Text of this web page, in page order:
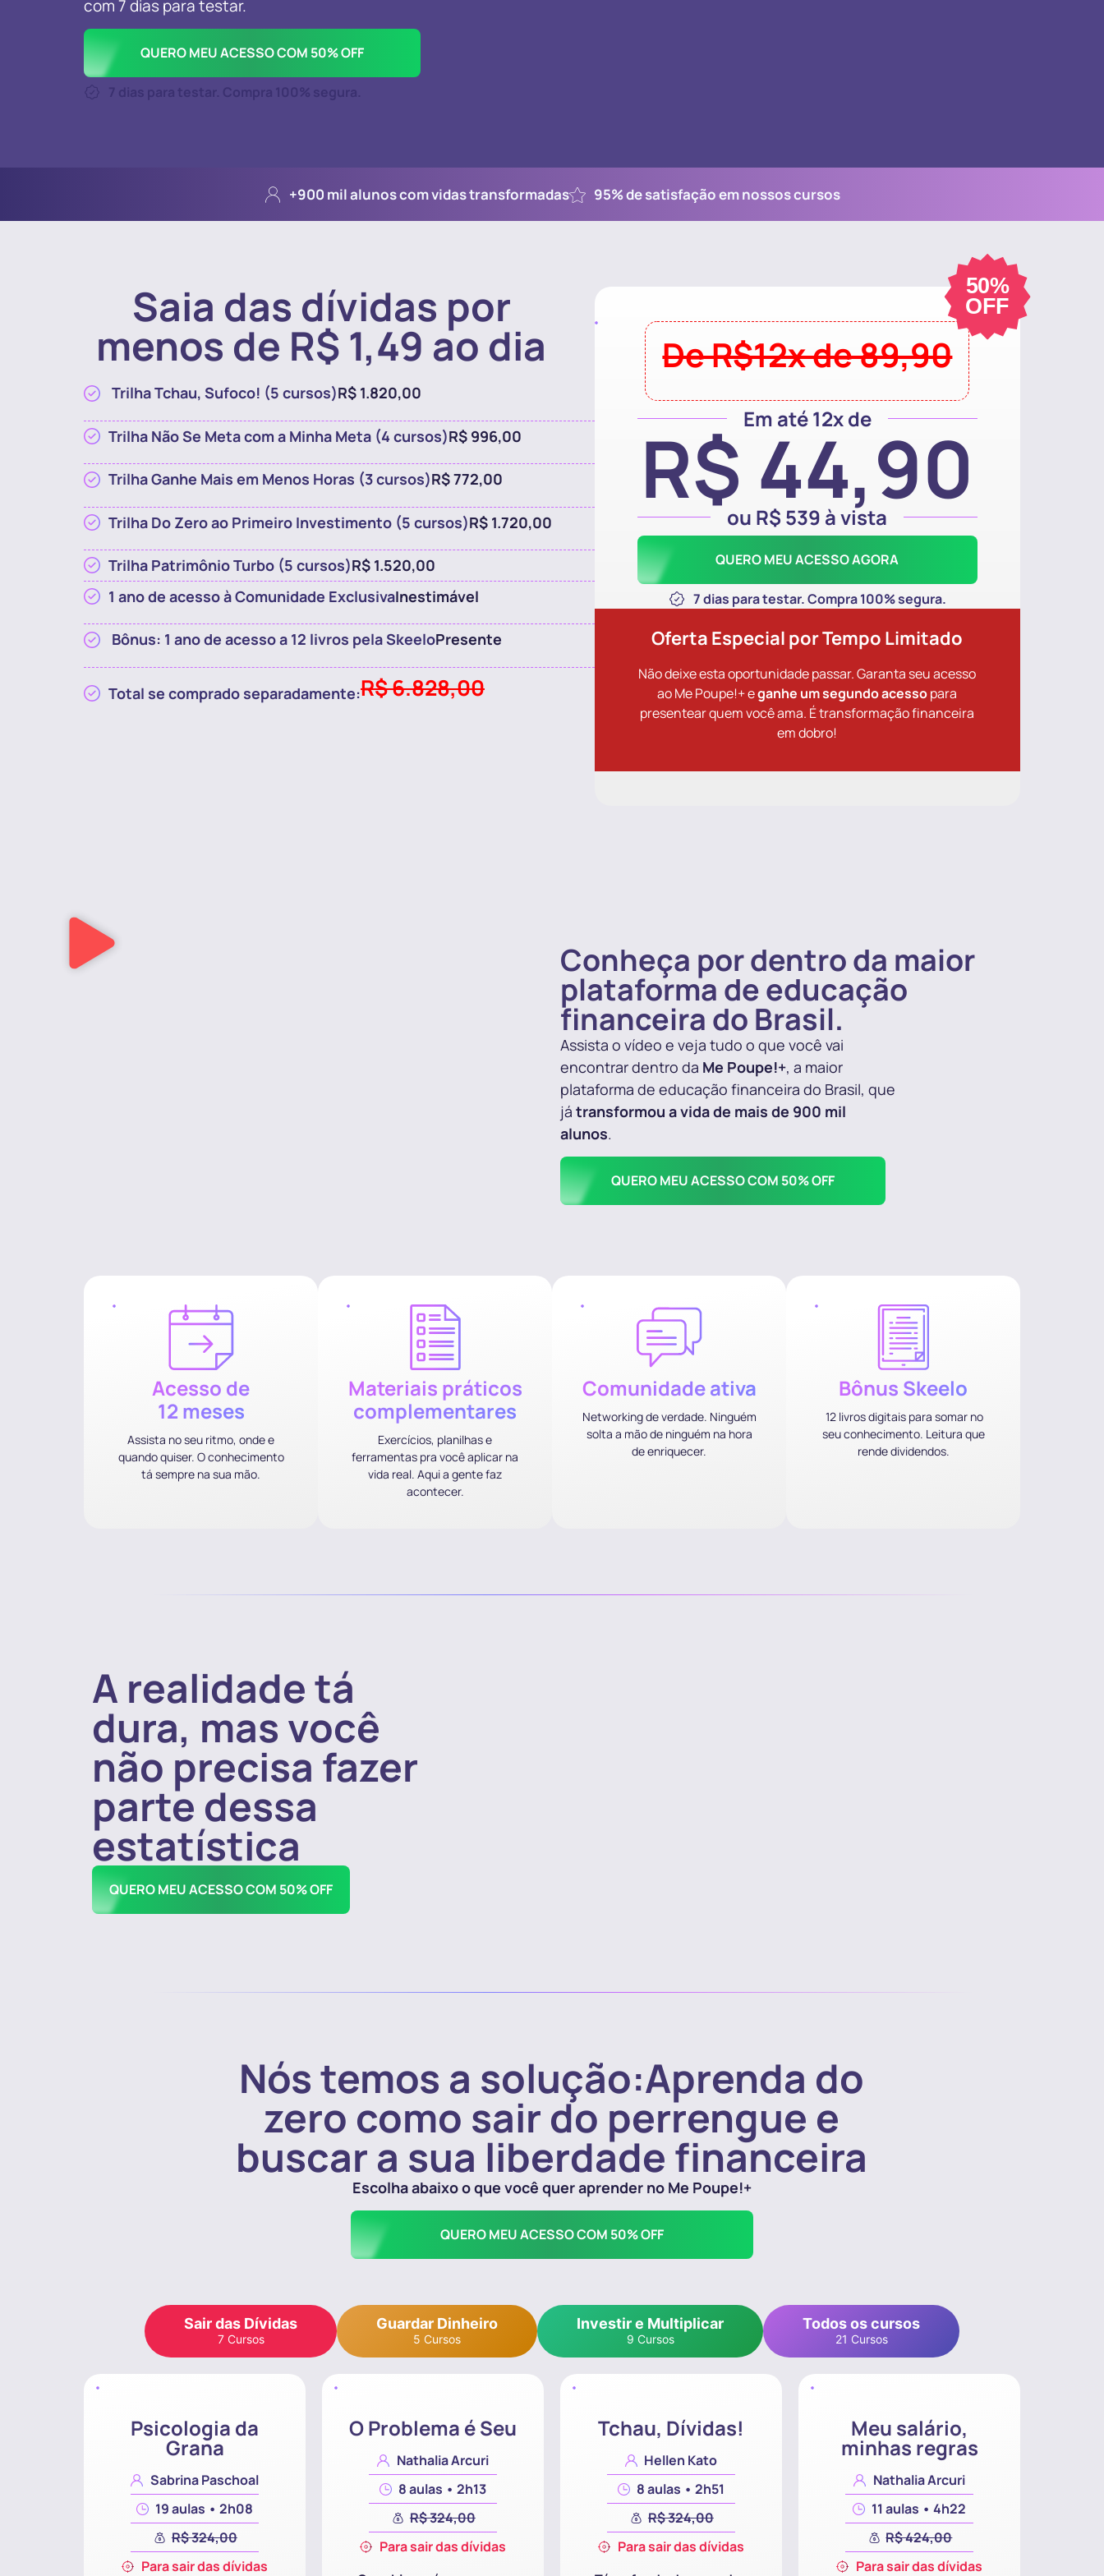
com 7 dias para testar.
QUERO MEU ACESSO COM 50% OFF
+900 mil alunos com vidas transformadas 95% de satisfação em nossos cursos
Saia das dívidas por
menos de R$ 1,49 ao dia
Trilha Tchau, Sufoco! (5 cursos)R$ 1.820,00
Trilha Não Se Meta com a Minha Meta (4 cursos)R$ 996,00
Trilha Ganhe Mais em Menos Horas (3 cursos)R$ 772,00
Trilha Do Zero ao Primeiro Investimento (5 cursos)R$ 1.720,00
Trilha Patrimônio Turbo (5 cursos)R$ 1.520,00
1 ano de acesso à Comunidade ExclusivaInestimável
Bônus: 1 ano de acesso a 12 livros pela SkeeloPresente
Total se comprado separadamente:R$ 6.828,00
50%
OFF
De R$12x de 89,90
Em até 12x de
R$ 44,90
ou R$ 539 à vista
QUERO MEU ACESSO AGORA
7 dias para testar. Compra 100% segura.
Oferta Especial por Tempo Limitado
Não deixe esta oportunidade passar. Garanta seu acesso
ao Me Poupe!+ eganhe um segundo acessopara
presentear quem você ama. É transformação financeira
em dobro!
Conheça por dentro da maior
plataforma de educação
financeira do Brasil.
Assista o vídeo e veja tudo o que você vai
encontrar dentro da Me Poupe!+, a maior
plataforma de educação financeira do Brasil, que
já transformou a vida de mais de 900 mil
alunos.
QUERO MEU ACESSO COM 50% OFF
Acesso de
12 meses
Assista no seu ritmo, onde e
quando quiser. O conhecimento
tá sempre na sua mão.
Materiais práticos
complementares
Exercícios, planilhas e
ferramentas pra você aplicar na
vida real. Aqui a gente faz
acontecer.
Comunidade ativa
Networking de verdade. Ninguém
solta a mão de ninguém na hora
de enriquecer.
Bônus Skeelo
12 livros digitais para somar no
seu conhecimento. Leitura que
rende dividendos.
A realidade tá
dura, mas você
não precisa fazer
parte dessa
estatística
QUERO MEU ACESSO COM 50% OFF
Nós temos a solução:Aprenda do
zero como sair do perrengue e
buscar a sua liberdade financeira
Escolha abaixo o que você quer aprender no Me Poupe!+
QUERO MEU ACESSO COM 50% OFF
Sair das Dívidas
7 Cursos
Guardar Dinheiro
5 Cursos
Investir e Multiplicar
9 Cursos
Todos os cursos
21 Cursos
Psicologia da
Grana
Sabrina Paschoal
19 aulas • 2h08
R$ 324,00
Para sair das dívidas
O Problema é Seu
Nathalia Arcuri
8 aulas • 2h13
R$ 324,00
Para sair das dívidas
Tchau, Dívidas!
Hellen Kato
8 aulas • 2h51
R$ 324,00
Para sair das dívidas
Meu salário,
minhas regras
Nathalia Arcuri
11 aulas • 4h22
R$ 424,00
Para sair das dívidas